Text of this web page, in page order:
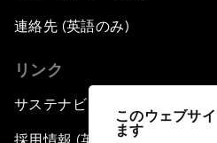
このウェブサ
ます
連絡先 (英語のみ)
リンク
サステナビリティへの取り組み